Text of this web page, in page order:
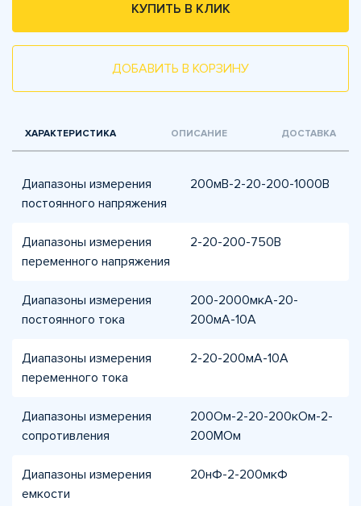
КУПИТЬ В КЛИК
ДОБАВИТЬ В КОРЗИНУ
ХАРАКТЕРИСТИКА ОПИСАНИЕ ДОСТАВКА
Диапазоны измерения
постоянного напряжения
200мВ-2-20-200-1000В
Диапазоны измерения
переменного напряжения
2-20-200-750В
Диапазоны измерения
постоянного тока
200-2000мкА-20-
200мА-10А
Диапазоны измерения
переменного тока
2-20-200мА-10А
Диапазоны измерения
сопротивления
200Ом-2-20-200кОм-2-
200МОм
Диапазоны измерения
емкости
20нФ-2-200мкФ